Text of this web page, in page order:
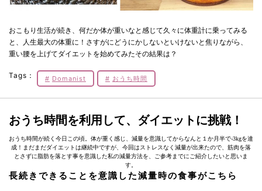
おこもり生活が続き、何だか体が重いなと感じて久々に体重計に乗ってみる
と、人生最大の体重に！さすがにどうにかしないといけないと焦りながら、
重い腰を上げてダイエットを始めてみたその結果は？
Tags： Domanist おうち時間
おうち時間を利用して、ダイエットに挑戦！
おうち時間が続く今日この頃。体が重く感じ、減量を意識してからなんと１か月半で-3kgを達
成！まだまだダイエットは継続中ですが、今回はストレスなく減量が出来たので、筋肉を落
とさずに脂肪を落とす事を意識した私の減量方法を、ご参考までにご紹介したいと思いま
す。
長続きできることを意識した減量時の食事がこちら